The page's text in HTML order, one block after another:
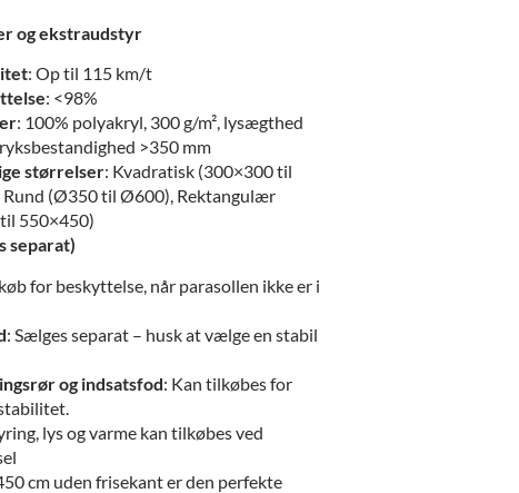
og ekstraudstyr
: Op til 115 km/t
: <98%
: 100% polyakryl, 300 g/m², lysægthed
>350 mm
størrelser: Kvadratisk (300×300 til
Rund (Ø350 til Ø600), Rektangulær
550×450)
separat)
for beskyttelse, når parasollen ikke er i
: Sælges separat – husk at vælge en stabil
og indsatsfod: Kan tilkøbes for
lys og varme kan tilkøbes ved
cm uden frisekant er den perfekte